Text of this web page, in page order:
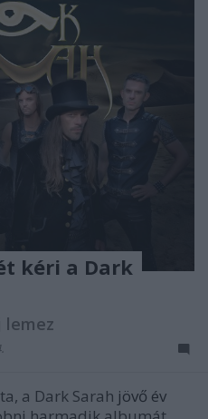
kéri a Dark
lemez
a Dark Sarah jövő év